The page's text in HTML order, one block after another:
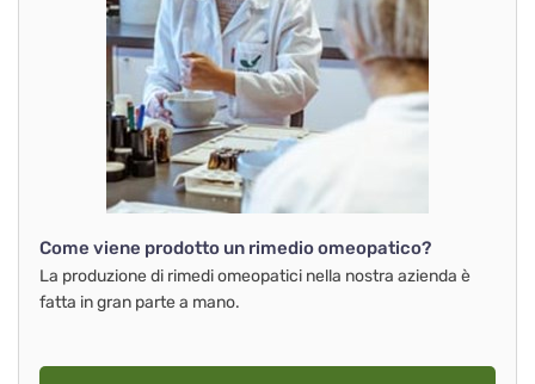
Come viene prodotto un rimedio omeopatico?
La produzione di rimedi omeopatici nella nostra azienda è
fatta in gran parte a mano.